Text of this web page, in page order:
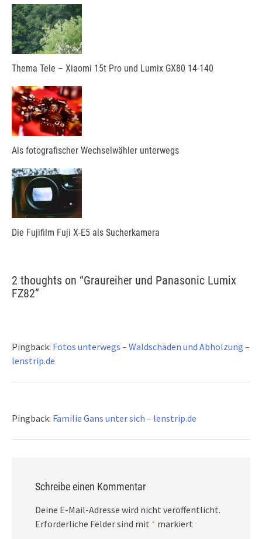
Thema Tele – Xiaomi 15t Pro und Lumix GX80 14-140
Als fotografischer Wechselwähler unterwegs
Die Fujifilm Fuji X-E5 als Sucherkamera
2 thoughts on “Graureiher und Panasonic Lumix
FZ82”
Pingback: Fotos unterwegs – Waldschäden und Abholzung –
lenstrip.de
Pingback: Familie Gans unter sich – lenstrip.de
Schreibe einen Kommentar
Deine E-Mail-Adresse wird nicht veröffentlicht.
Erforderliche Felder sind mit * markiert